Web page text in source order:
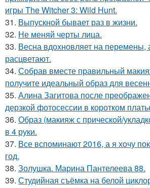
игры The Witcher 3: Wild Hunt.
31. Выпускной бывает раз в жизни.
32. Не меняй черты лица.
33. Весна вдохновляет на
расцветают.
34. Собрав вместе правильный
получите идеальный образ для
35. Алина Загитова после
дерзкой фотосессии в коротком
36. Образ (макияж с прической/
в 4 руки.
37. Все вспоминают 2016, а я хочу
год.
38. Золушка. Марина Пантелеева 88.
39. Студийная съёмка на белой